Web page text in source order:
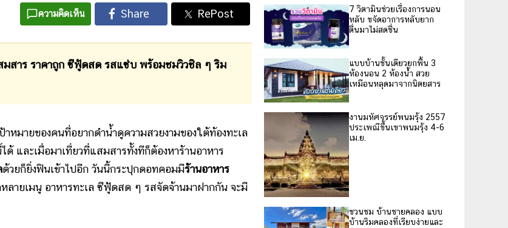
ความคิดเห็น
มสาร ราคาถูก ซีฟู้ดสด รสแซ่บ พร้อมชมวิวชิล ๆ ริม
าหมายของคนที่อยากดำน้ำดูความสวยงามของใต้ท้องทะเล
ด้ และเมื่อมาเที่ยวที่แสมสารทั้งทีก็ต้องหาร้านอาหาร
ด้วยก็ยิ่งฟินเข้าไปอีก วันนี้กระปุกดอทคอมมีร้านอาหาร
ลายเมนู อาหารทะเล ซีฟู้ดสด ๆ รสจัดจ้านมาฝากกัน จะมี
7 วิตามินช่วยเรื่องการนอน
หลับ ขจัดอาการหลับยาก
ตื่นมาไม่สดชื่น
แบบบ้านชั้นเดียวยกพื้น 3
ห้องนอน 2 ห้องน้ำ สวย
เหมือนหลุดมาจากนิตยสาร
งานมหัศจรรย์พนมรุ้ง 2557
ประเพณีขึ้นเขาพนมรุ้ง 4-6
เม.ย.
ชวนชม บ้านชายคลอง แบบ
บ้านริมคลองที่เรียบง่ายและ